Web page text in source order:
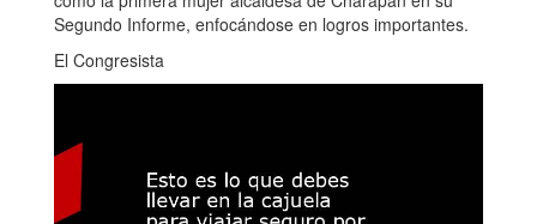
Segundo Informe, enfocándose en logros importantes.
El Congresista